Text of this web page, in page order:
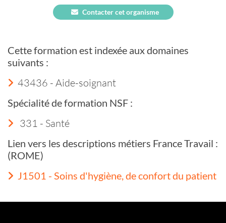
Contacter cet organisme
Cette formation est indexée aux domaines
suivants :
43436 - Aide-soignant
Spécialité de formation NSF :
331 - Santé
Lien vers les descriptions métiers France Travail :
(ROME)
J1501 - Soins d'hygiène, de confort du patient